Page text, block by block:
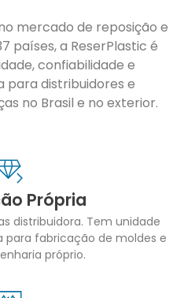
mercado de reposição e
países, a ReserPlastic é
confiabilidade e
distribuidores e
no Brasil e no exterior.
Própria
distribuidora. Tem unidade
fabricação de moldes e
próprio.